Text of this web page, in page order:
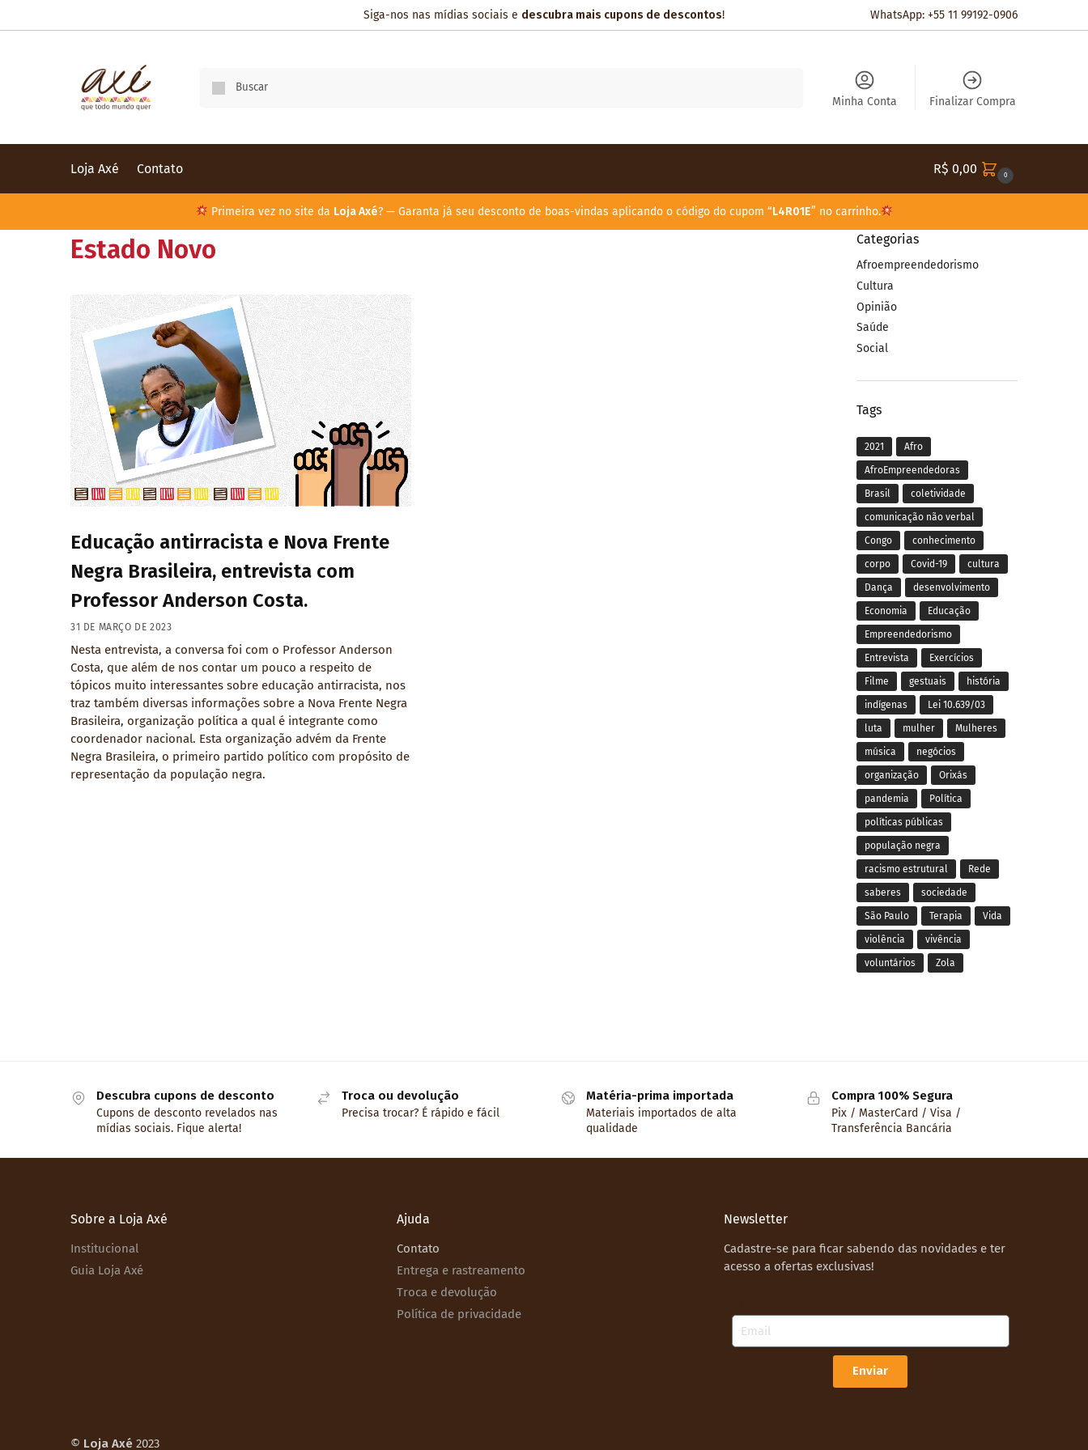
Siga-nos nas mídias sociais e descubra mais cupons de descontos! WhatsApp: +55 11 99192-0906
Minha Conta Finalizar Compra
Loja Axé Contato R$ 0,00 0
Primeira vez no site da Loja Axé? — Garanta já seu desconto de boas-vindas aplicando o código do cupom “L4R01E” no carrinho.
Estado Novo
Educação antirracista e Nova Frente
Negra Brasileira, entrevista com
Professor Anderson Costa.
31 DE MARÇO DE 2023
Nesta entrevista, a conversa foi com o Professor Anderson
Costa, que além de nos contar um pouco a respeito de
tópicos muito interessantes sobre educação antirracista, nos
traz também diversas informações sobre a Nova Frente Negra
Brasileira, organização política a qual é integrante como
coordenador nacional. Esta organização advém da Frente
Negra Brasileira, o primeiro partido político com propósito de
representação da população negra.
Categorias
Afroempreendedorismo
Cultura
Opinião
Saúde
Social
Tags
2021 Afro
AfroEmpreendedoras
Brasil coletividade
comunicação não verbal
Congo conhecimento
corpo Covid-19 cultura
Dança desenvolvimento
Economia Educação
Empreendedorismo
Entrevista Exercícios
Filme gestuais história
indígenas Lei 10.639/03
luta mulher Mulheres
música negócios
organização Orixás
pandemia Política
políticas públicas
população negra
racismo estrutural Rede
saberes sociedade
São Paulo Terapia Vida
violência vivência
voluntários Zola
Descubra cupons de desconto
Cupons de desconto revelados nas
mídias sociais. Fique alerta!
Troca ou devolução
Precisa trocar? É rápido e fácil
Matéria-prima importada
Materiais importados de alta
qualidade
Compra 100% Segura
Pix / MasterCard / Visa /
Transferência Bancária
Sobre a Loja Axé
Institucional
Guia Loja Axé
Ajuda
Contato
Entrega e rastreamento
Troca e devolução
Política de privacidade
Newsletter
Cadastre-se para ficar sabendo das novidades e ter
acesso a ofertas exclusivas!
Enviar
© Loja Axé 2023